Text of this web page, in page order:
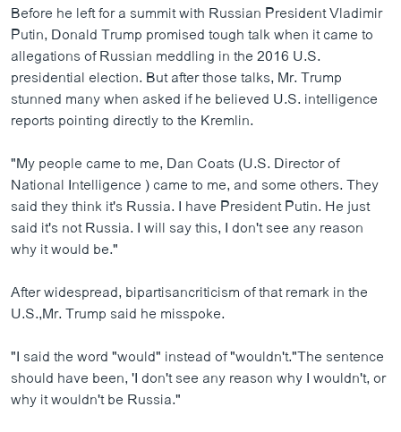
Before he left for a summit with Russian President Vladimir
Putin, Donald Trump promised tough talk when it came to
allegations of Russian meddling in the 2016 U.S.
presidential election. But after those talks, Mr. Trump
stunned many when asked if he believed U.S. intelligence
reports pointing directly to the Kremlin.
"My people came to me, Dan Coats (U.S. Director of
National Intelligence ) came to me, and some others. They
said they think it's Russia. I have President Putin. He just
said it's not Russia. I will say this, I don't see any reason
why it would be."
After widespread, bipartisancriticism of that remark in the
U.S.,Mr. Trump said he misspoke.
"I said the word "would" instead of "wouldn't."The sentence
should have been, 'I don't see any reason why I wouldn't, or
why it wouldn't be Russia."